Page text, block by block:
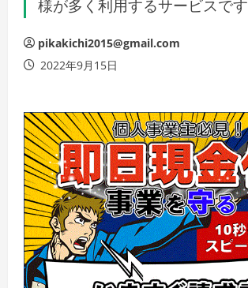
様が多く利用するサービスです
pikakichi2015@gmail.com
2022年9月15日